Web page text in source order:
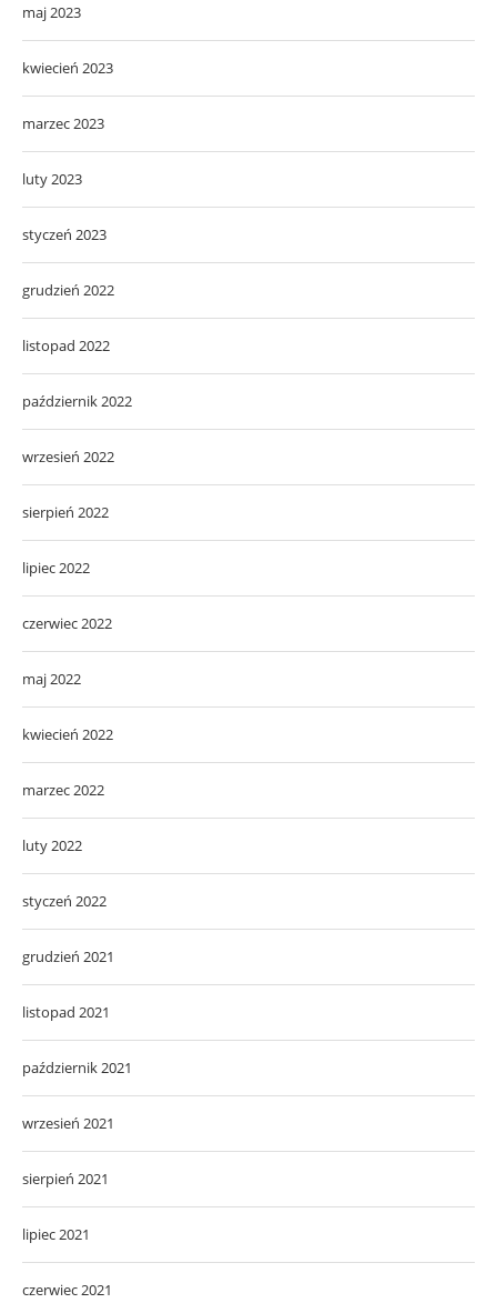
maj 2023
kwiecień 2023
marzec 2023
luty 2023
styczeń 2023
grudzień 2022
listopad 2022
październik 2022
wrzesień 2022
sierpień 2022
lipiec 2022
czerwiec 2022
maj 2022
kwiecień 2022
marzec 2022
luty 2022
styczeń 2022
grudzień 2021
listopad 2021
październik 2021
wrzesień 2021
sierpień 2021
lipiec 2021
czerwiec 2021